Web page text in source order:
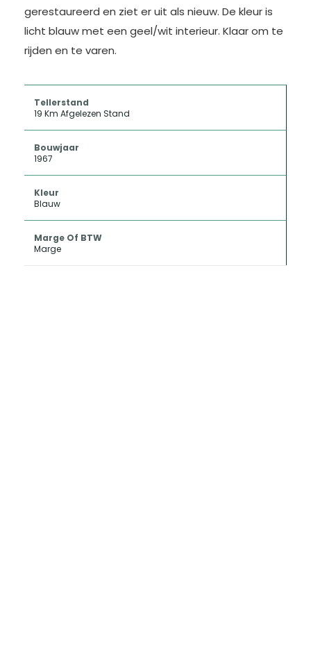
gerestaureerd en ziet er uit als nieuw. De kleur is
licht blauw met een geel/wit interieur. Klaar om te
rijden en te varen.
Tellerstand
19 Km Afgelezen Stand
Bouwjaar
1967
Kleur
Blauw
Marge Of BTW
Marge